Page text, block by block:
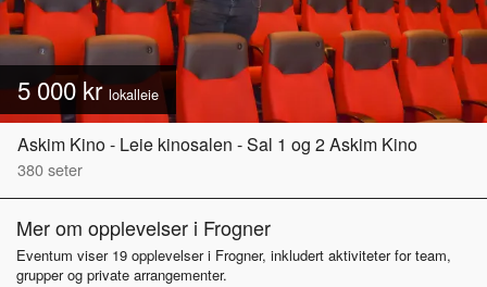
5 000 krlokalleie
Askim Kino - Leie kinosalen - Sal 1 og 2 Askim Kino
380seter
Mer om opplevelser i Frogner
Eventum viser 19 opplevelser i Frogner, inkludert aktiviteter for team,
grupper og private arrangementer.